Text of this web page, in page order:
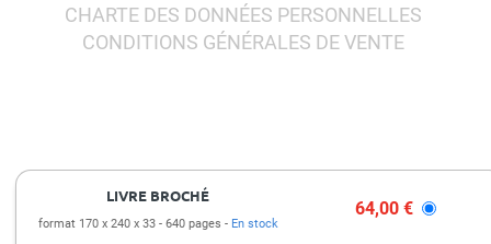
LIVRE BROCHÉ
format 170 x 240 x 33 640 pages En stock
64,00 €
CHARTE DES DONNÉES PERSONNELLES
CONDITIONS GÉNÉRALES DE VENTE